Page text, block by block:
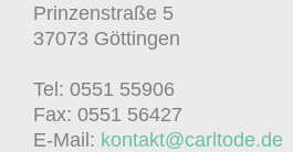
Prinzenstraße 5
37073 Göttingen
Tel: 0551 55906
Fax: 0551 56427
E-Mail: kontakt@carltode.de